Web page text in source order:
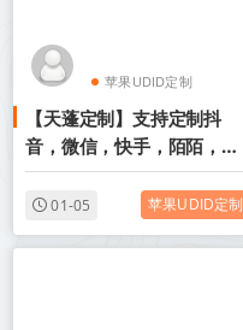
苹果UDID定制
UDID定制版微信
【天蓬定制】支持定制抖
音，微信，快手，陌陌，
QQ，企业微信，是真的么
01-05 苹果UDID定制